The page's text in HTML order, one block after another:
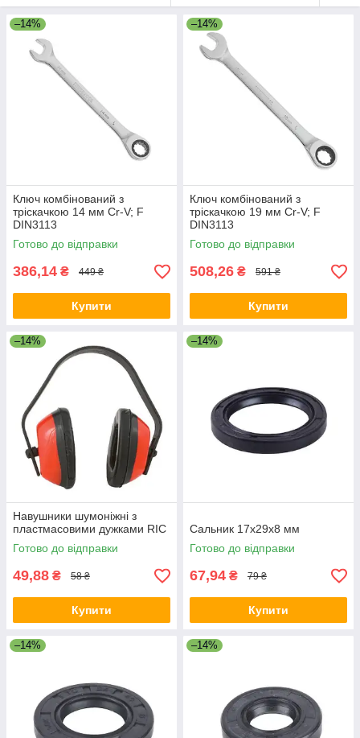
–14%
Ключ комбінований з
тріскачкою 14 мм Cr-V; F
DIN3113
Готово до відправки
386,14 ₴ 449 ₴
Купити
–14%
Ключ комбінований з
тріскачкою 19 мм Cr-V; F
DIN3113
Готово до відправки
508,26 ₴ 591 ₴
Купити
–14%
Навушники шумоніжні з
пластмасовими дужками RIC
Готово до відправки
49,88 ₴ 58 ₴
Купити
–14%
Сальник 17х29х8 мм
Готово до відправки
67,94 ₴ 79 ₴
Купити
–14% –14%